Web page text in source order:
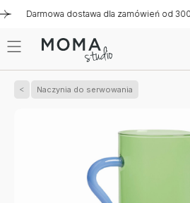
dostawa dla zamówień od 300 zł
Naczynia do serwowania